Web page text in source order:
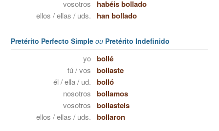
vosotros habéis bollado
ellos / ellas / uds. han bollado
Pretérito Perfecto Simple ou Pretérito Indefinido
yo bollé
tú / vos bollaste
él / ella / ud. bolló
nosotros bollamos
vosotros bollasteis
ellos / ellas / uds. bollaron